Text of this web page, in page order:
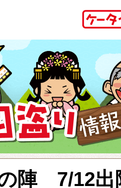
陣 7/12出